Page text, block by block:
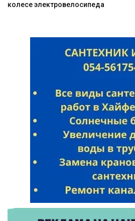
колесе электровелосипеда